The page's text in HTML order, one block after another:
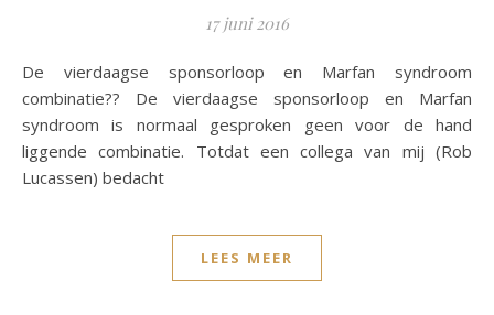
17 juni 2016
De vierdaagse sponsorloop en Marfan syndroom
combinatie?? De vierdaagse sponsorloop en Marfan
syndroom is normaal gesproken geen voor de hand
liggende combinatie. Totdat een collega van mij (Rob
Lucassen) bedacht
LEES MEER